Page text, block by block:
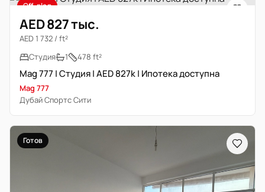
Off-plan
AED 827 тыс.
AED 1 732 / ft²
Студия
1 478 ft²
Mag 777 | Студия | AED 827k | Ипотека доступна
Mag 777
Дубай Спортс Сити
Готов